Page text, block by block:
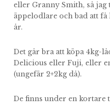
eller Granny Smith, så jag
äppelodlare och bad att
år.
Det går bra att köpa 4kg-
Delicious eller Fuji, eller
(ungefär 2+2kg då).
De finns under en kortare